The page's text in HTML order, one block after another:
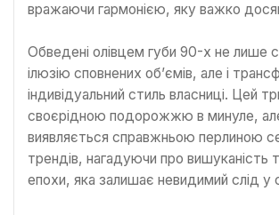
вражаючи гармонією, яку важко
Обведені олівцем губи 90-х не лише
ілюзію сповнених об’ємів, але і
індивідуальний стиль власниці. Цей
своєрідною подорожжю в минуле,
виявляється справжньою перлиною
трендів, нагадуючи про вишуканість
епохи, яка залишає невидимий слід у